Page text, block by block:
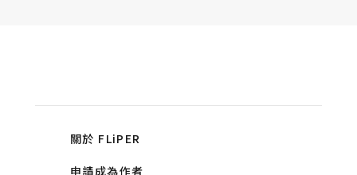
關於 FLiPER
申請成為作者